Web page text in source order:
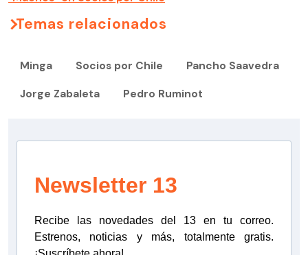
Temas relacionados
Minga Socios por Chile Pancho Saavedra
Jorge Zabaleta Pedro Ruminot
Newsletter 13
Recibe las novedades del 13 en tu correo.
Estrenos, noticias y más, totalmente gratis.